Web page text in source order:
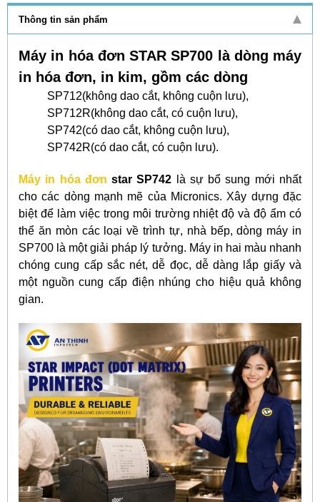
Thông tin sản phẩm
Máy in hóa đơn STAR SP700 là dòng máy
in hóa đơn, in kim, gồm các dòng
SP712(không dao cắt, không cuộn lưu),
SP712R(không dao cắt, có cuộn lưu),
SP742(có dao cắt, không cuộn lưu),
SP742R(có dao cắt, có cuộn lưu).
Máy in hóa đơn star SP742 là sự bổ sung mới nhất
cho các dòng mạnh mẽ của Micronics. Xây dựng đặc
biệt để làm việc trong môi trường nhiệt độ và độ ẩm có
thể ăn mòn các loại về trình tự, nhà bếp, dòng máy in
SP700 là một giải pháp lý tưởng. Máy in hai màu nhanh
chóng cung cấp sắc nét, dễ đọc, dễ dàng lắp giấy và
một nguồn cung cấp điện nhúng cho hiệu quả không
gian.